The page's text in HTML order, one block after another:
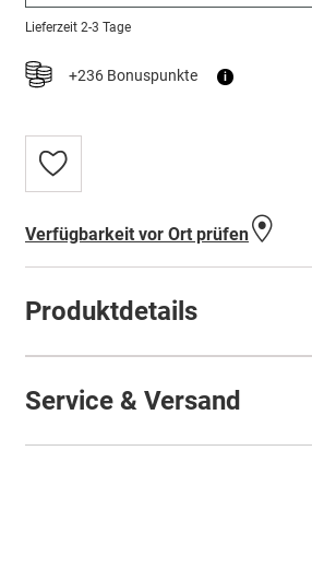
Lieferzeit 2-3 Tage
+236 Bonuspunkte i
Zur
Wunschliste
Verfügbarkeit vor Ort prüfen
Produktdetails
Service & Versand